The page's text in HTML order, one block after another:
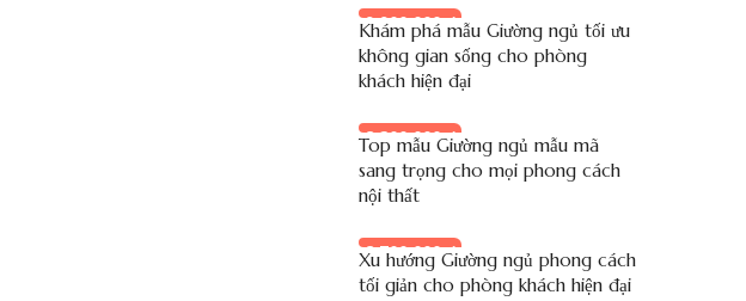
9.900.000 đ
Khám phá mẫu Giường ngủ tối ưu
không gian sống cho phòng
khách hiện đại
8.200.000 đ
Top mẫu Giường ngủ mẫu mã
sang trọng cho mọi phong cách
nội thất
8.700.000 đ
Xu hướng Giường ngủ phong cách
tối giản cho phòng khách hiện đại